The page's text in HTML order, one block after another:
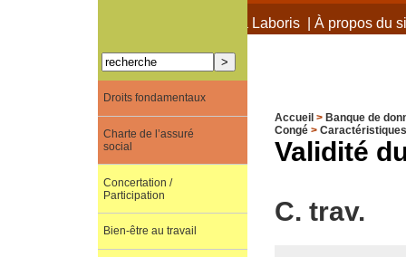
À propos de Terra Laboris| À propos du
Accueil > Banque de
Congé> Caractéristiques
Validité
C. trav.
Droits fondamentaux
Charte de l’assuré
social
Concertation /
Participation
Bien-être au travail